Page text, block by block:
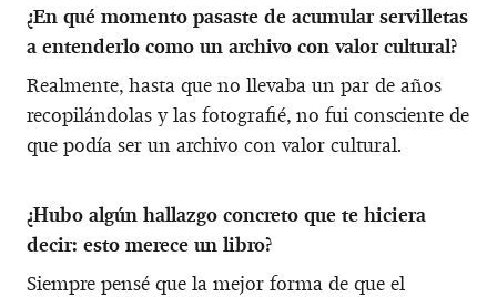
¿En qué momento pasaste de acumular servilletas
a entenderlo como un archivo con valor cultural?
Realmente, hasta que no llevaba un par de años
recopilándolas y las fotografié, no fui consciente de
que podía ser un archivo con valor cultural.
¿Hubo algún hallazgo concreto que te hiciera
decir: esto merece un libro?
Siempre pensé que la mejor forma de que el